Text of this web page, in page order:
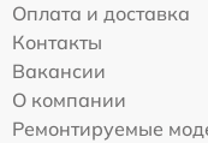
Оплата и доставка
Контакты
Вакансии
О компании
Ремонтируемые